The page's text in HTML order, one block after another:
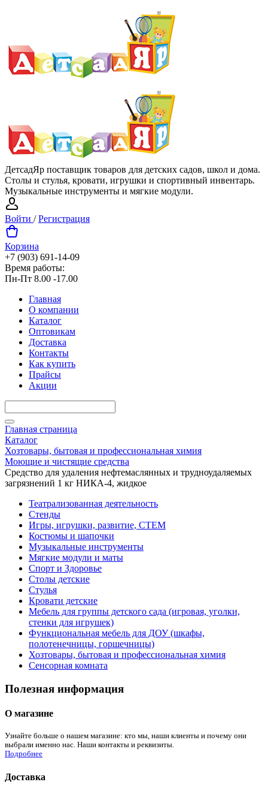
ДетсадЯр поставщик товаров для детских садов, школ и дома.
Столы и стулья, кровати, игрушки и спортивный инвентарь.
Музыкальные инструменты и мягкие модули.
Войти /Регистрация
Корзина
+7 (903) 691-14-09
Время работы:
Пн-Пт 8.00 -17.00
Главная
О компании
Каталог
Оптовикам
Доставка
Контакты
Как купить
Прайсы
Акции
Главная страница
Каталог
Хозтовары, бытовая и профессиональная химия
Моющие и чистящие средства
Средство для удаления нефтемаслянных и трудноудаляемых
загрязнений 1 кг НИКА-4, жидкое
Театрализованная деятельность
Стенды
Игры, игрушки, развитие, СТЕМ
Костюмы и шапочки
Музыкальные инструменты
Мягкие модули и маты
Спорт и Здоровье
Столы детские
Стулья
Кровати детские
Мебель для группы детского сада (игровая, уголки,
стенки для игрушек)
Функциональная мебель для ДОУ (шкафы,
полотенечницы, горшечницы)
Хозтовары, бытовая и профессиональная химия
Сенсорная комната
Полезная информация
О магазине
Узнайте больше о нашем магазине: кто мы, наши клиенты и почему они
выбрали именно нас. Наши контакты и реквизиты.
Подробнее
Доставка